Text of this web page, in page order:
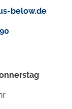
below.de